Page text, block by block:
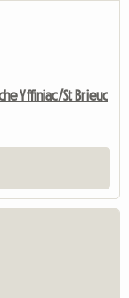
Yffiniac/St Brieuc